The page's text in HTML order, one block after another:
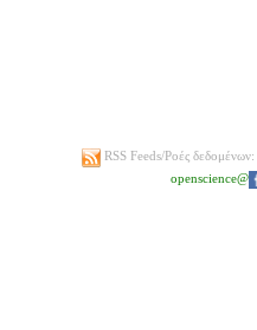
RSS Feeds/Ροές δεδομένων:
openscience@